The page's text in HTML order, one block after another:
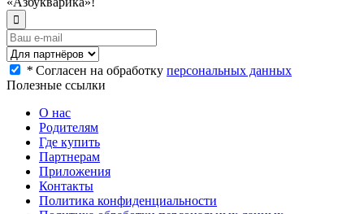
* Согласен на обработку персональных данных
Полезные ссылки
О нас
Родителям
Где купить
Партнерам
Приложения
Контакты
Политика конфиденциальности